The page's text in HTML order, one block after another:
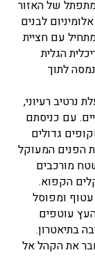
של האזור
לבנים
עם חציית
הגלית
לתוך
נרטיב רעיוני,
עם כניסתם
גדולים
הפנים המעוקל
מורכבים
הקפוא.
עטוף ומפוסל
עוטפים
בתיאטרון.
את הקהל אל